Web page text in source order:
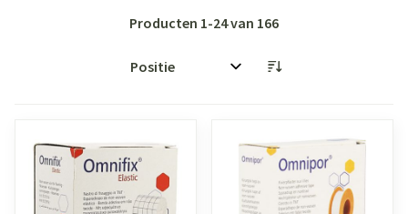
Producten 1-24van 166
Sorteer op: